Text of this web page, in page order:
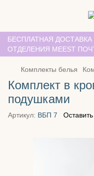
БЕСПЛАТНАЯ
ОТДЕЛЕНИЯ MEEST
Комплекты белья
Комплект в
подушками
Артикул: ВБП 7